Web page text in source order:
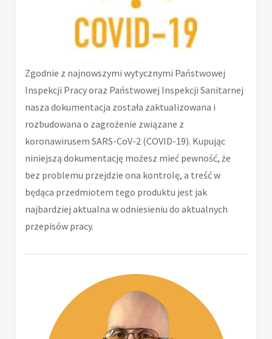
Zgodnie z najnowszymi wytycznymi Państwowej
Inspekcji Pracy oraz Państwowej Inspekcji Sanitarnej
nasza dokumentacja została zaktualizowana i
rozbudowana o zagrożenie związane z
koronawirusem SARS-CoV-2 (COVID-19). Kupując
niniejszą dokumentację możesz mieć pewność, że
bez problemu przejdzie ona kontrolę, a treść w
będąca przedmiotem tego produktu jest jak
najbardziej aktualna w odniesieniu do aktualnych
przepisów pracy.